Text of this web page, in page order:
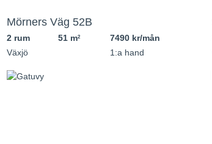
Mörners Väg 52B
2 rum 51 m2
7490 kr/mån
Växjö
1:a hand